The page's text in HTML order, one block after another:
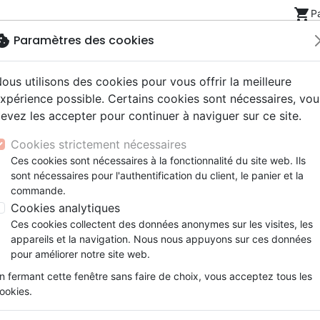
shopping_cart
NouveautésBibles
Segond 21
Segond
NEG
Livres
Famille, couple
Souffrance, Relation d'aide
Santé
eBooks
Couple
Méditations
Souffrance, Relation d'aide
Psychologie
Jeunesse
ans
Bibles jeunesse
Latino, Folk
Soul
Instrumental
Louange, Adoration
Hardrock, Métal
conférences
Documentaires, reportages
Accessoires de Bible
Papeterie
Chambre haute (La) - Les dernières promesses de
La chambre haute
Les dernières promesses de
Auteur :John F. MacArthur
RéférencePC2275 EAN9782890822757
Description
Tout en sachant parfaitement ce
besoins des autres
Paramètres des cookies
utilisons des cookies pour vous offrir la meilleure
possible. Certains cookies sont nécessaires,
les accepter pour continuer à naviguer sur ce site.
Cookies strictement nécessaires
Ces cookies sont nécessaires à la fonctionnalité du site web. Ils
sont nécessaires pour l'authentification du client, le panier et la
commande.
Cookies analytiques
Ces cookies collectent des données anonymes sur les visites, les
appareils et la navigation. Nous nous appuyons sur ces données
pour améliorer notre site web.
fermant cette fenêtre sans faire de choix, vous acceptez tous les